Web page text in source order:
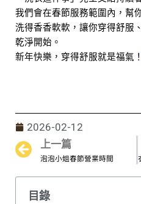
目錄
我們會在春節服務範圍內，幫
洗得香香軟軟，讓你穿得舒服
乾淨開始。
新年快樂，穿得舒服就是福氣！
2026-02-12
Prev
上一篇
泡泡小姐春節營業時間